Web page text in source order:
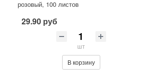
розовый, 100 листов
29.90 руб
шт
В корзину